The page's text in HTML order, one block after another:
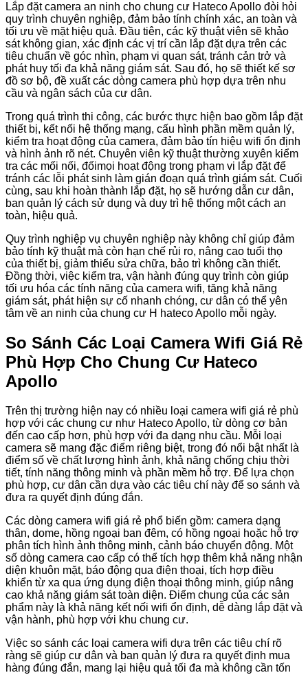
Lắp đặt camera an ninh cho chung cư Hateco Apollo đòi hỏi
quy trình chuyên nghiệp, đảm bảo tính chính xác, an toàn và
tối ưu về mặt hiệu quả. Đầu tiên, các kỹ thuật viên sẽ khảo
sát không gian, xác định các vị trí cần lắp đặt dựa trên các
tiêu chuẩn về góc nhìn, phạm vi quan sát, tránh cản trở và
phát huy tối đa khả năng giám sát. Sau đó, họ sẽ thiết kế sơ
đồ sơ bộ, đề xuất các dòng camera phù hợp dựa trên nhu
cầu và ngân sách của cư dân.
Trong quá trình thi công, các bước thực hiện bao gồm lắp đặt
thiết bị, kết nối hệ thống mạng, cấu hình phần mềm quản lý,
kiểm tra hoạt động của camera, đảm bảo tín hiệu wifi ổn định
và hình ảnh rõ nét. Chuyên viên kỹ thuật thường xuyên kiểm
tra các mối nối, đốimọi hoạt động trong phạm vi lắp đặt để
tránh các lỗi phát sinh làm gián đoạn quá trình giám sát. Cuối
cùng, sau khi hoàn thành lắp đặt, họ sẽ hướng dẫn cư dân,
ban quản lý cách sử dụng và duy trì hệ thống một cách an
toàn, hiệu quả.
Quy trình nghiệp vụ chuyên nghiệp này không chỉ giúp đảm
bảo tính kỹ thuật mà còn hạn chế rủi ro, nâng cao tuổi thọ
của thiết bị, giảm thiểu sửa chữa, bảo trì không cần thiết.
Đồng thời, việc kiểm tra, vận hành đúng quy trình còn giúp
tối ưu hóa các tính năng của camera wifi, tăng khả năng
giám sát, phát hiện sự cố nhanh chóng, cư dân có thể yên
tâm về an ninh của chung cư H hateco Apollo mỗi ngày.
So Sánh Các Loại Camera Wifi Giá Rẻ
Phù Hợp Cho Chung Cư Hateco
Apollo
Trên thị trường hiện nay có nhiều loại camera wifi giá rẻ phù
hợp với các chung cư như Hateco Apollo, từ dòng cơ bản
đến cao cấp hơn, phù hợp với đa dạng nhu cầu. Mỗi loại
camera sẽ mang đặc điểm riêng biệt, trong đó nổi bật nhất là
điểm số về chất lượng hình ảnh, khả năng chống chịu thời
tiết, tính năng thông minh và phần mềm hỗ trợ. Để lựa chọn
phù hợp, cư dân cần dựa vào các tiêu chí này để so sánh và
đưa ra quyết định đúng đắn.
Các dòng camera wifi giá rẻ phổ biến gồm: camera dạng
thân, dome, hồng ngoại ban đêm, có hồng ngoại hoặc hỗ trợ
phân tích hình ảnh thông minh, cảnh báo chuyển động. Một
số dòng camera cao cấp có thể tích hợp thêm khả năng nhận
diện khuôn mặt, báo động qua điện thoại, tích hợp điều
khiển từ xa qua ứng dụng điện thoại thông minh, giúp nâng
cao khả năng giám sát toàn diện. Điểm chung của các sản
phẩm này là khả năng kết nối wifi ổn định, dễ dàng lắp đặt và
vận hành, phù hợp với khu chung cư.
Việc so sánh các loại camera wifi dựa trên các tiêu chí rõ
ràng sẽ giúp cư dân và ban quản lý đưa ra quyết định mua
hàng đúng đắn, mang lại hiệu quả tối đa mà không cần tốn